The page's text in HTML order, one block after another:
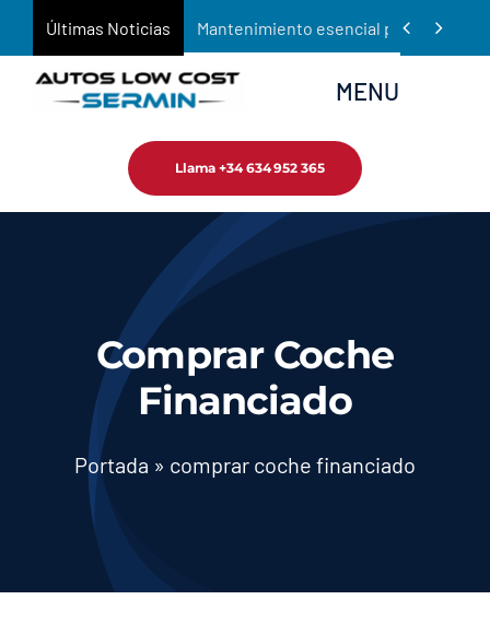
contenido
Últimas Noticias Mantenimiento esencial para
 
MENU
Servicios
Noticias
Contacto
Llama +34 634 952 365
Comprar Coche
Financiado
Portada » comprar coche financiado